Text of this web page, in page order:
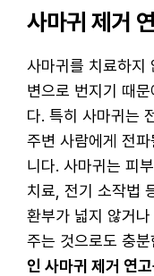
사마귀 제거
사마귀를 치료하지
변으로 번지기 때
다. 특히 사마귀는
주변 사람에게 전
니다. 사마귀는 피
치료, 전기 소작법
환부가 넓지 않거
주는 것으로도 충
인 사마귀 제거 연